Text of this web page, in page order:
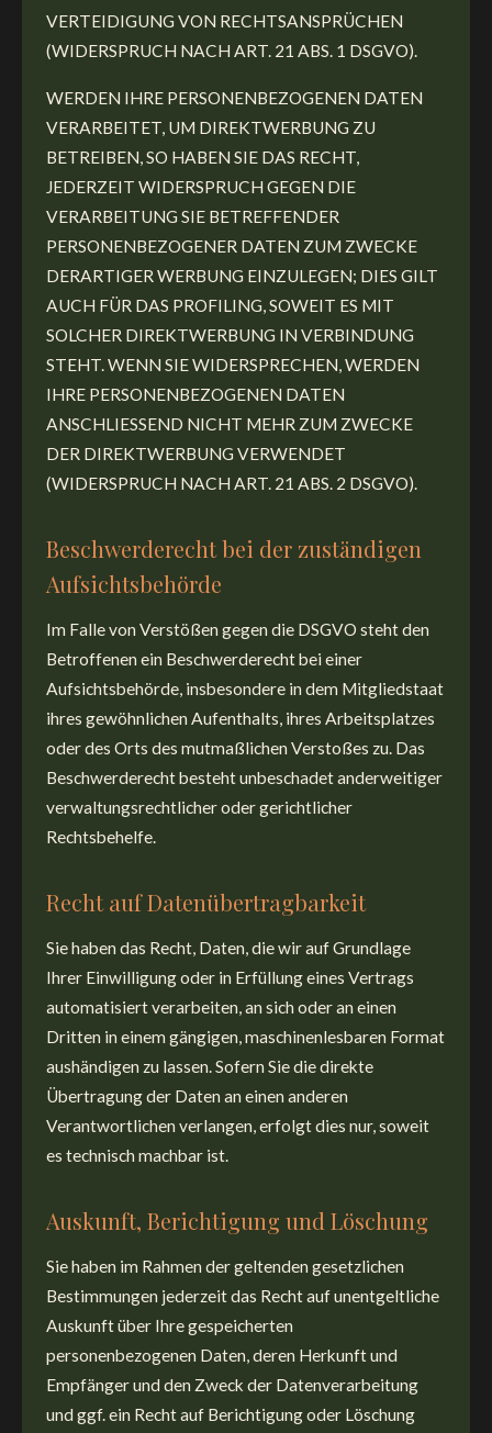
VERTEIDIGUNG VON RECHTSANSPRÜCHEN
(WIDERSPRUCH NACH ART. 21 ABS. 1 DSGVO).
WERDEN IHRE PERSONENBEZOGENEN DATEN
VERARBEITET, UM DIREKTWERBUNG ZU
BETREIBEN, SO HABEN SIE DAS RECHT,
JEDERZEIT WIDERSPRUCH GEGEN DIE
VERARBEITUNG SIE BETREFFENDER
PERSONENBEZOGENER DATEN ZUM ZWECKE
DERARTIGER WERBUNG EINZULEGEN; DIES GILT
AUCH FÜR DAS PROFILING, SOWEIT ES MIT
SOLCHER DIREKTWERBUNG IN VERBINDUNG
STEHT. WENN SIE WIDERSPRECHEN, WERDEN
IHRE PERSONENBEZOGENEN DATEN
ANSCHLIESSEND NICHT MEHR ZUM ZWECKE
DER DIREKTWERBUNG VERWENDET
(WIDERSPRUCH NACH ART. 21 ABS. 2 DSGVO).
Beschwerderecht bei der zuständigen
Aufsichtsbehörde
Im Falle von Verstößen gegen die DSGVO steht den
Betroffenen ein Beschwerderecht bei einer
Aufsichtsbehörde, insbesondere in dem Mitgliedstaat
ihres gewöhnlichen Aufenthalts, ihres Arbeitsplatzes
oder des Orts des mutmaßlichen Verstoßes zu. Das
Beschwerderecht besteht unbeschadet anderweitiger
verwaltungsrechtlicher oder gerichtlicher
Rechtsbehelfe.
Recht auf Datenübertragbarkeit
Sie haben das Recht, Daten, die wir auf Grundlage
Ihrer Einwilligung oder in Erfüllung eines Vertrags
automatisiert verarbeiten, an sich oder an einen
Dritten in einem gängigen, maschinenlesbaren Format
aushändigen zu lassen. Sofern Sie die direkte
Übertragung der Daten an einen anderen
Verantwortlichen verlangen, erfolgt dies nur, soweit
es technisch machbar ist.
Auskunft, Berichtigung und Löschung
Sie haben im Rahmen der geltenden gesetzlichen
Bestimmungen jederzeit das Recht auf unentgeltliche
Auskunft über Ihre gespeicherten
personenbezogenen Daten, deren Herkunft und
Empfänger und den Zweck der Datenverarbeitung
und ggf. ein Recht auf Berichtigung oder Löschung